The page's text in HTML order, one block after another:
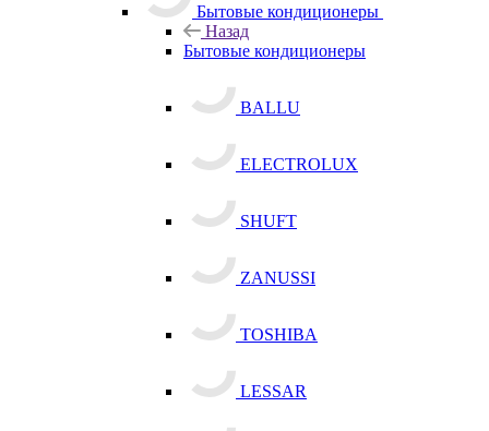
Бытовые кондиционеры
Назад
Бытовые кондиционеры
BALLU
ELECTROLUX
SHUFT
ZANUSSI
TOSHIBA
LESSAR